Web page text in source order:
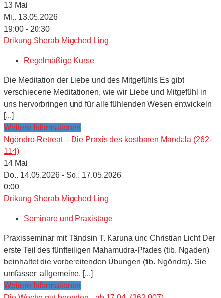
13 Mai
Mi.. 13.05.2026
19:00 - 20:30
Drikung Sherab Migched Ling
Regelmäßige Kurse
Die Meditation der Liebe und des Mitgefühls Es gibt
verschiedene Meditationen, wie wir Liebe und Mitgefühl in
uns hervorbringen und für alle fühlenden Wesen entwickeln
[...]
Weitere Informationen
Ngöndro-Retreat – Die Praxis des kostbaren Mandala (262-
114)
14 Mai
Do.. 14.05.2026 - So.. 17.05.2026
0:00
Drikung Sherab Migched Ling
Seminare und Praxistage
Praxisseminar mit Tändsin T. Karuna und Christian Licht Der
erste Teil des fünfteiligen Mahamudra-Pfades (tib. Ngaden)
beinhaltet die vorbereitenden Übungen (tib. Ngöndro). Sie
umfassen allgemeine, [...]
Weitere Informationen